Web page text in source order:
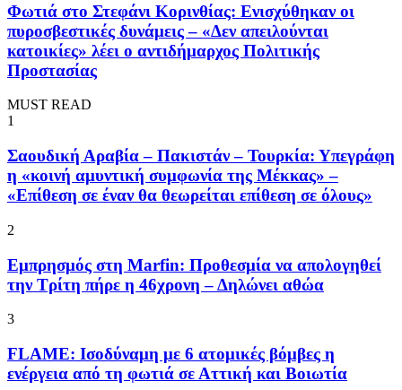
Φωτιά στο Στεφάνι Κορινθίας: Ενισχύθηκαν οι
πυροσβεστικές δυνάμεις – «Δεν απειλούνται
κατοικίες» λέει ο αντιδήμαρχος Πολιτικής
Προστασίας
MUST READ
1
Σαουδική Αραβία – Πακιστάν – Τουρκία: Υπεγράφη
η «κοινή αμυντική συμφωνία της Μέκκας» –
«Επίθεση σε έναν θα θεωρείται επίθεση σε όλους»
2
Εμπρησμός στη Marfin: Προθεσμία να απολογηθεί
την Τρίτη πήρε η 46χρονη – Δηλώνει αθώα
3
FLAME: Ισοδύναμη με 6 ατομικές βόμβες η
ενέργεια από τη φωτιά σε Αττική και Βοιωτία